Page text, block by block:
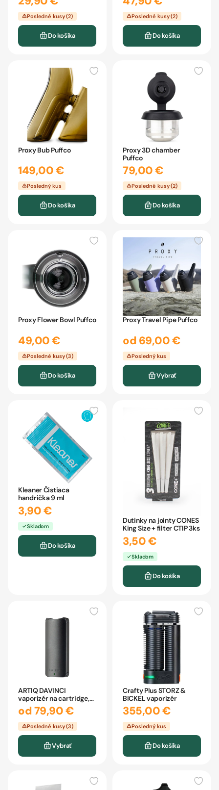
Posledné kusy (2)
Do košíka
Posledné kusy (2)
Do košíka
Proxy Bub Puffco
149,00 €
Posledný kus
Do košíka
Proxy 3D chamber
Puffco
79,00 €
Posledné kusy (2)
Do košíka
Proxy Flower Bowl Puffco
49,00 €
Posledné kusy (3)
Do košíka
Proxy Travel Pipe Puffco
od 69,00 €
Posledný kus
Vybrať
Kleaner Čistiaca
handrička 9 ml
3,90 €
Skladom
Do košíka
Dutinky na jointy CONES
King Size + filter CTIP 3ks
3,50 €
Skladom
Do košíka
ARTIQ DAVINCI
vaporizér na cartridge,
závit 510
od 79,90 €
Posledné kusy (3)
Vybrať
Crafty Plus STORZ &
BICKEL vaporizér
355,00 €
Posledný kus
Do košíka